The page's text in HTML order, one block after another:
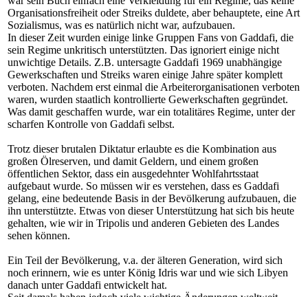
Organisationsfreiheit oder Streiks duldete, aber behauptete, eine Art
Sozialismus, was es natürlich nicht war, aufzubauen.
In dieser Zeit wurden einige linke Gruppen Fans von Gaddafi, die
sein Regime unkritisch unterstützten. Das ignoriert einige nicht
unwichtige Details. Z.B. untersagte Gaddafi 1969 unabhängige
Gewerkschaften und Streiks waren einige Jahre später komplett
verboten. Nachdem erst einmal die Arbeiterorganisationen verboten
waren, wurden staatlich kontrollierte Gewerkschaften gegründet.
Was damit geschaffen wurde, war ein totalitäres Regime, unter der
scharfen Kontrolle von Gaddafi selbst.
Trotz dieser brutalen Diktatur erlaubte es die Kombination aus
großen Ölreserven, und damit Geldern, und einem großen
öffentlichen Sektor, dass ein ausgedehnter Wohlfahrtsstaat
aufgebaut wurde. So müssen wir es verstehen, dass es Gaddafi
gelang, eine bedeutende Basis in der Bevölkerung aufzubauen, die
ihn unterstützte. Etwas von dieser Unterstützung hat sich bis heute
gehalten, wie wir in Tripolis und anderen Gebieten des Landes
sehen können.
Ein Teil der Bevölkerung, v.a. der älteren Generation, wird sich
noch erinnern, wie es unter König Idris war und wie sich Libyen
danach unter Gaddafi entwickelt hat.